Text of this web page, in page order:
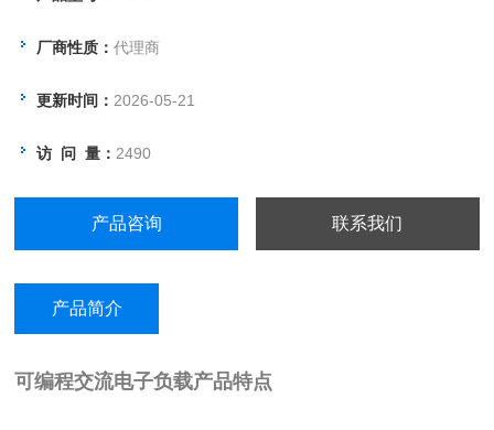
厂商性质：代理商
更新时间：2026-05-21
访 问 量：2490
产品咨询 联系我们
产品简介
可编程交流电子负载产品特点